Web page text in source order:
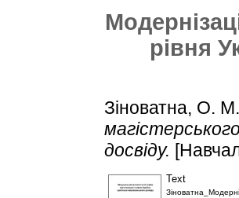
рівня
Зіноватна, О. М.
досвіду.
Text